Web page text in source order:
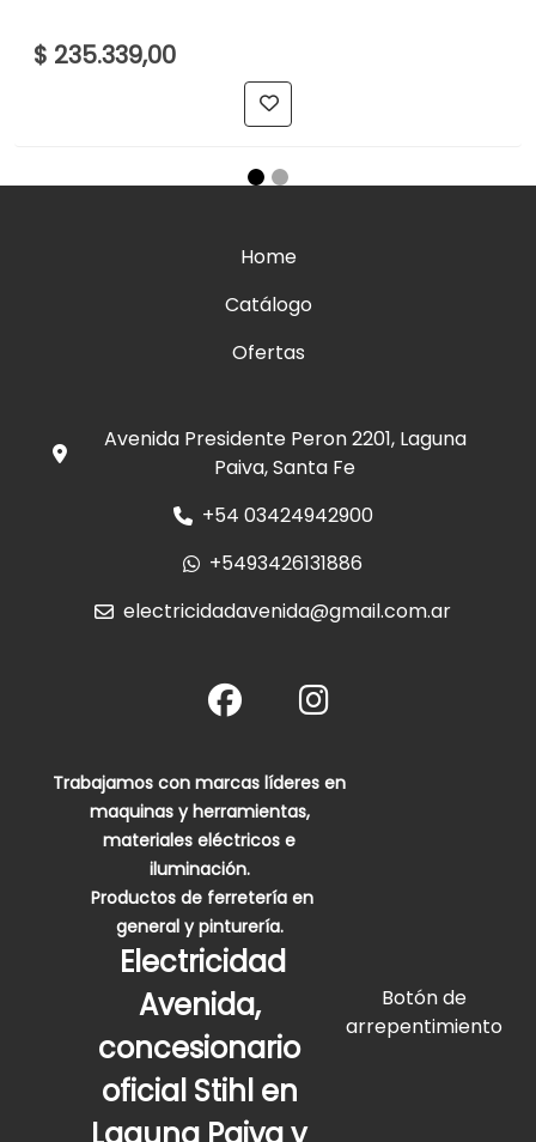
$ 235.339,00
Home
Catálogo
Ofertas
Avenida Presidente Peron 2201, Laguna
Paiva, Santa Fe
+54 03424942900
+5493426131886
electricidadavenida@gmail.com.ar
Trabajamos con marcas líderes en
maquinas y herramientas,
materiales eléctricos e
iluminación.
Productos de ferretería en
general y pinturería.
Electricidad
Avenida,
concesionario
oficial Stihl en
Botón de
arrepentimiento